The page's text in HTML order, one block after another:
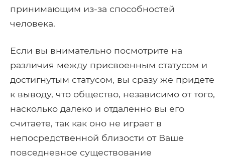
принимающим из-за способностей
человека.
Если вы внимательно посмотрите на
различия между присвоенным статусом и
достигнутым статусом, вы сразу же придете
к выводу, что общество, независимо от того,
насколько далеко и отдаленно вы его
считаете, так как оно не играет в
непосредственной близости от Ваше
повседневное существование